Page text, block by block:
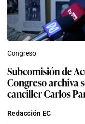
Congreso
Subcomisión de
Congreso archiva
canciller Carlos
Redacción EC